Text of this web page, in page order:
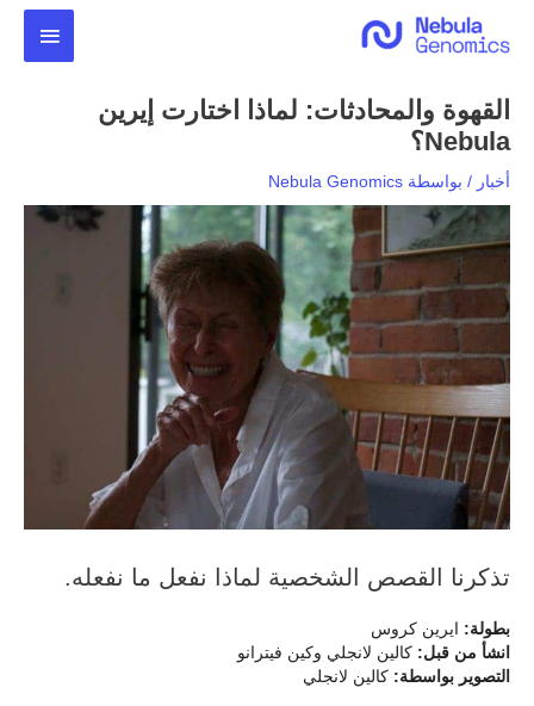
المحتوى
القهوة والمحادثات: لماذا اختارت إيرين
Nebula؟
أخبار / بواسطة Nebula Genomics
تذكرنا القصص الشخصية لماذا نفعل ما نفعله.
بطولة: ايرين كروس
انشأ من قبل: كالين لانجلي وكين فيترانو
التصوير بواسطة: كالين لانجلي